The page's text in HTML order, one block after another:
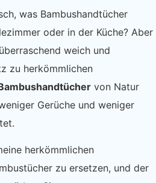
was Bambushandtücher
oder in der Küche? Aber
weich und
zu herkömmlichen
von Natur
Gerüche und weniger
herkömmlichen
zu ersetzen, und der